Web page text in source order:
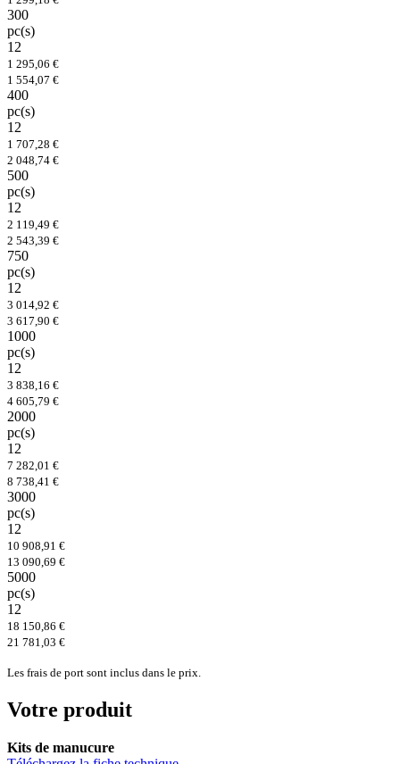
300
pc(s)
12
1 295,06 €
1 554,07 €
400
pc(s)
12
1 707,28 €
2 048,74 €
500
pc(s)
12
2 119,49 €
2 543,39 €
750
pc(s)
12
3 014,92 €
3 617,90 €
1000
pc(s)
12
3 838,16 €
4 605,79 €
2000
pc(s)
12
7 282,01 €
8 738,41 €
3000
pc(s)
12
10 908,91 €
13 090,69 €
5000
pc(s)
12
18 150,86 €
21 781,03 €
Les frais de port sont inclus dans le prix.
Votre produit
Kits de manucure